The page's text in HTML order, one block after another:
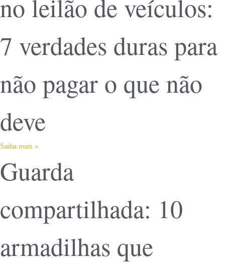
no leilão de veículos:
7 verdades duras para
não pagar o que não
deve
Saiba mais »
Guarda
compartilhada: 10
armadilhas que